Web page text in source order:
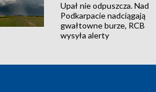
Upał nie odpuszcza. Nad
Podkarpacie nadciągają
gwałtowne burze, RCB
wysyła alerty